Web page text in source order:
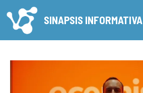
al
contenido
SINAPSIS INFORMATIVA